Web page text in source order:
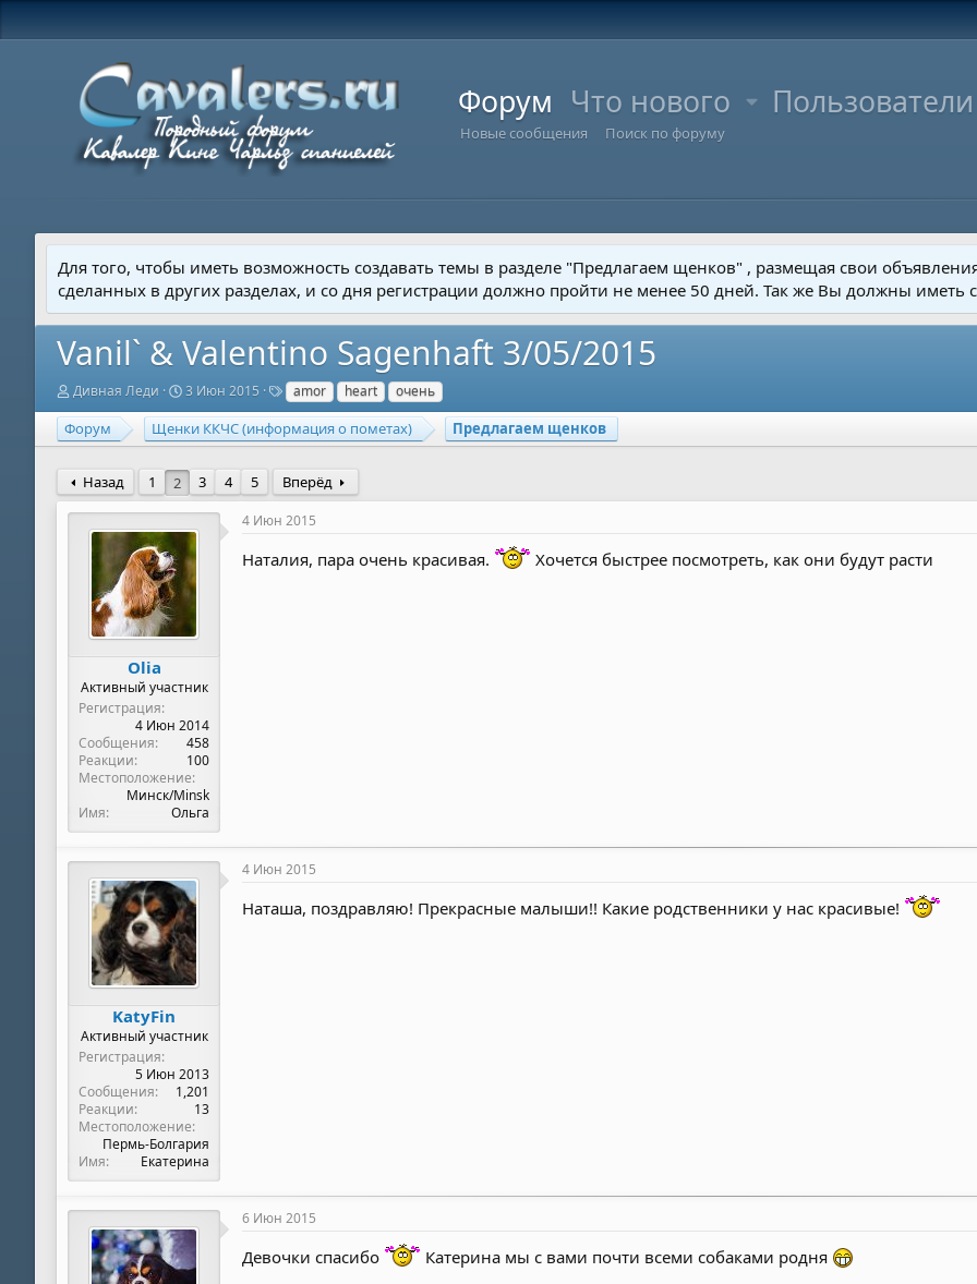
Форум Что нового Пользователи
Новые сообщения Поиск по форуму
Для того, чтобы иметь возможность создавать темы в разделе "Предлагаем щенков" , размещая свои
сделанных в других разделах, и со дня регистрации должно пройти не менее 50 дней. Так же Вы должны
Vanil` & Valentino Sagenhaft 3/05/2015
А
т
о
т
е
м
Дивная Леди
Д
т
а
а
ч
а
л
3 Июн 2015
Т
е
г
и
amor heart очень
Форум Щенки ККЧС (информация о пометах) Предлагаем щенков
Назад 1 2 3 4 5 Вперёд
Olia
Активный участник
Регистрация
4 Июн 2014
Сообщения
458
Реакции
100
Местоположение
Минск/Minsk
Имя
Ольга
4 Июн 2015
Наталия, пара очень красивая. Хочется быстрее посмотреть, как они будут расти
KatyFin
Активный участник
Регистрация
5 Июн 2013
Сообщения
1,201
Реакции
13
Местоположение
Пермь-Болгария
Имя
Екатерина
4 Июн 2015
Наташа, поздравляю! Прекрасные малыши!! Какие родственники у нас красивые!
6 Июн 2015
Девочки спасибо Катерина мы с вами почти всеми собаками родня